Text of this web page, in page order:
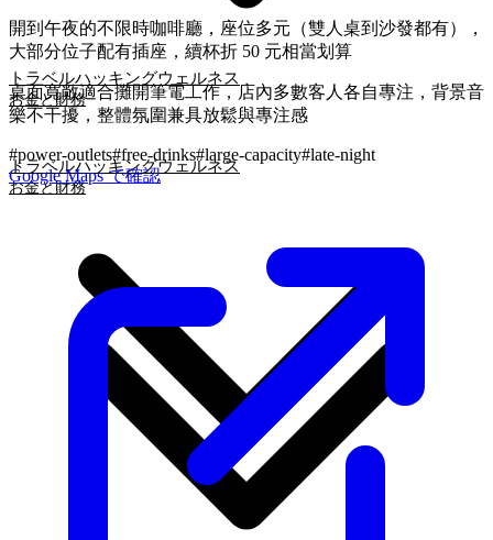
トラベルハッキングウェルネス
お金と財務
トラベルハッキングウェルネス
お金と財務
開到午夜的不限時咖啡廳，座位多元（雙人桌到沙發都有），
大部分位子配有插座，續杯折 50 元相當划算
桌面寬敞適合攤開筆電工作，店內多數客人各自專注，背景音
樂不干擾，整體氛圍兼具放鬆與專注感
#power-outlets#free-drinks#large-capacity#late-night
Google Maps で確認